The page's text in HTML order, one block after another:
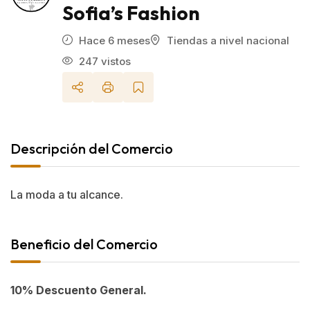
Sofia’s Fashion
Hace 6 meses
Tiendas a nivel nacional
247 vistos
Descripción del Comercio
La moda a tu alcance.
Beneficio del Comercio
10% Descuento General.